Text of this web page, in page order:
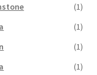
(1)
(1)
(1)
(1)